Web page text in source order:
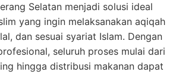
Selatan menjadi solusi ideal
yang ingin melaksanakan aqiqah
dan sesuai syariat Islam. Dengan
seluruh proses mulai dari
hingga distribusi makanan dapat